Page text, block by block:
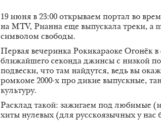
19 июня в 23:00 открываем портал во
на MTV, Рианна еще выпускала треки, а
символом свободы.
Первая вечеринка Рокикараоке Огонёк в
ближайшего секонда джинсы с низкой
подвески, что там найдутся, ведь вы
ромкоме 2000-х про дикие выпускные,
культуру.
Расклад такой: зажигаем под любимые
хиты нулевых (для русскоязычных у нас